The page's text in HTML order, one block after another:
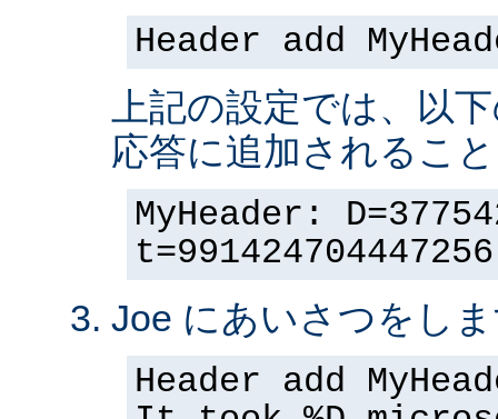
Header add
上記の設定では、以
応答に追加されるこ
MyHeader:
t=991424704447256
Joe にあいさつをし
Header add